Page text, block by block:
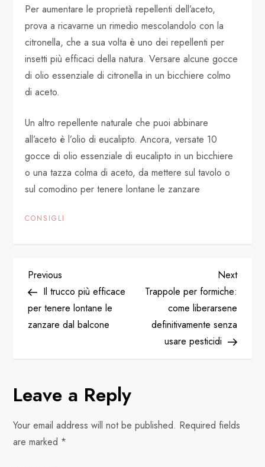
Per aumentare le proprietà repellenti dell’aceto,
prova a ricavarne un rimedio mescolandolo con la
citronella, che a sua volta è uno dei repellenti per
insetti più efficaci della natura. Versare alcune gocce
di olio essenziale di citronella in un bicchiere colmo
di aceto.
Un altro repellente naturale che puoi abbinare
all’aceto è l’olio di eucalipto. Ancora, versate 10
gocce di olio essenziale di eucalipto in un bicchiere
o una tazza colma di aceto, da mettere sul tavolo o
sul comodino per tenere lontane le zanzare
CONSIGLI
P
o
s
n
a
v
Previous
Post
Previous
Il trucco più efficace
per tenere lontane le
zanzare dal balcone
Next
Next
Trappole per formiche:
come liberarsene
definitivamente senza
usare pesticidi
Leave a Reply
Your email address will not be published. Required fields
are marked *